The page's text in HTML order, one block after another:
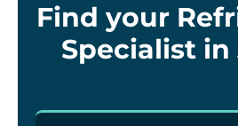
Find your
Specialist in